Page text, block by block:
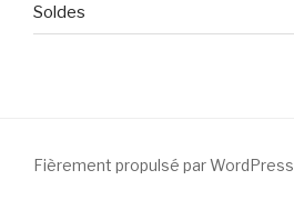
Soldes
Fièrement propulsé par WordPress